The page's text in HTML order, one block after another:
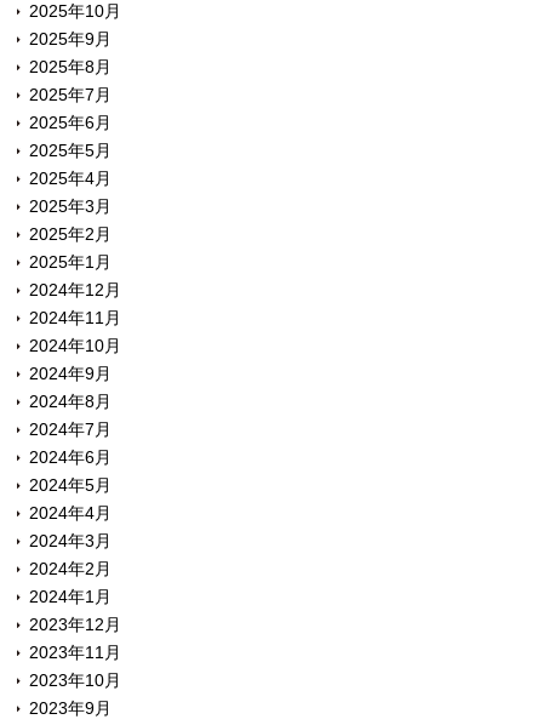
2025年10月
2025年9月
2025年8月
2025年7月
2025年6月
2025年5月
2025年4月
2025年3月
2025年2月
2025年1月
2024年12月
2024年11月
2024年10月
2024年9月
2024年8月
2024年7月
2024年6月
2024年5月
2024年4月
2024年3月
2024年2月
2024年1月
2023年12月
2023年11月
2023年10月
2023年9月